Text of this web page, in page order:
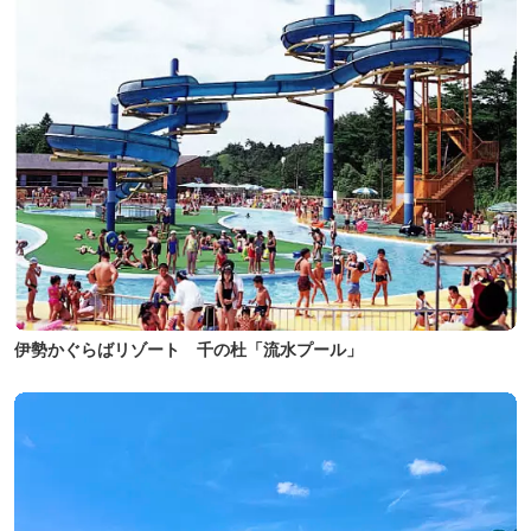
伊勢かぐらばリゾート 千の杜「流水プール」